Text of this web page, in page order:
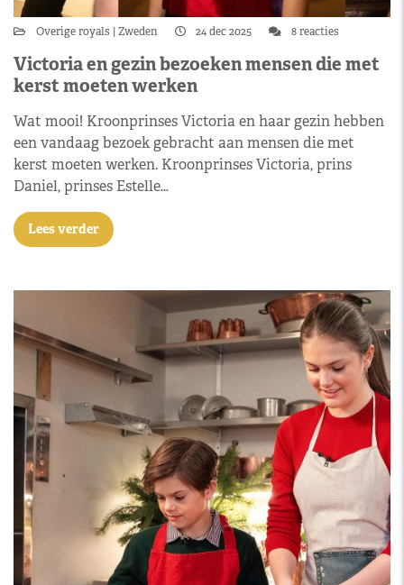
Overige royals Zweden 24 dec 2025 8 reacties
Victoria en gezin bezoeken mensen die met
kerst moeten werken
Wat mooi! Kroonprinses Victoria en haar gezin hebben
een vandaag bezoek gebracht aan mensen die met
kerst moeten werken. Kroonprinses Victoria, prins
Daniel, prinses Estelle…
Lees verder